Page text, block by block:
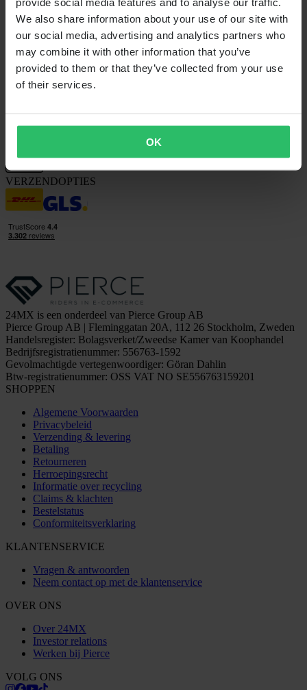
We also share information about your use of our site with
our social media, advertising and analytics partners who
may combine it with other information that you’ve
provided to them or that they’ve collected from your use
of their services.
OK
OVER ONS
Over 24MX
Investor relations
Werken bij Pierce
VOLG ONS
VERZENDOPTIES
24MX is een onderdeel van Pierce Group AB
Pierce Group AB | Fleminggatan 20A, 112 26 Stockholm, Zweden
Handelsregister: Bolagsverket/Zweedse Kamer van Koophandel
Bedrijfsregistratienummer: 556763-1592
Gevolmachtigde vertegenwoordiger: Göran Dahlin
Btw-registratienummer: OSS VAT NO SE556763159201
SHOPPEN
Algemene Voorwaarden
Privacybeleid
Verzending & levering
Betaling
Retourneren
Herroepingsrecht
Informatie over recycling
Claims & klachten
Bestelstatus
Conformiteitsverklaring
KLANTENSERVICE
Vragen & antwoorden
Neem contact op met de klantenservice
OVER ONS
Over 24MX
Investor relations
Werken bij Pierce
VOLG ONS